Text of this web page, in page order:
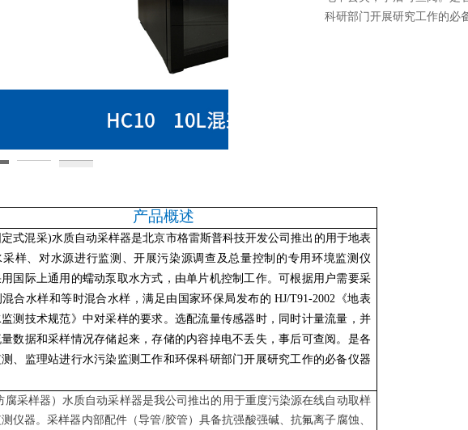
产品概述
式混采)水质自动采样器是北京市格雷斯普科技开发公司推出的用于地表
采样、对水源进行监测、开展污染源调查及总量控制的专用环境监测仪
国际上通用的蠕动泵取水方式，由单片机控制工作。可根据用户需要采
合水样和等时混合水样，满足由国家环保局发布的 HJ/T91-2002《地表
测技术规范》中对采样的要求。选配流量传感器时，同时计量流量，并
数据和采样情况存储起来，存储的内容掉电不丢失，事后可查阅。是各
、监理站进行水污染监测工作和环保科研部门开展研究工作的必备仪器
腐采样器）水质自动采样器是我公司推出的用于重度污染源在线自动取样
仪器。采样器内部配件（导管/胶管）具备抗强酸强碱、抗氟离子腐蚀、
科研部门开展研究工作的必